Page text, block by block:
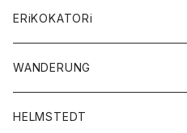
ERiKOKATORi
WANDERUNG
HELMSTEDT